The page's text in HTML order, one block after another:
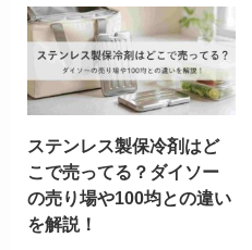
ステンレス製保冷剤はど
こで売ってる？ダイソー
の売り場や100均との違い
を解説！